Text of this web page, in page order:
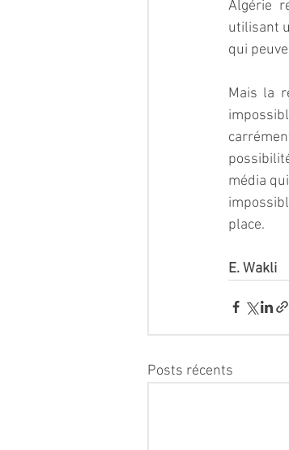
Algérie
utilisant
qui
Mais la
média
place.
E. Wakli
Posts récents